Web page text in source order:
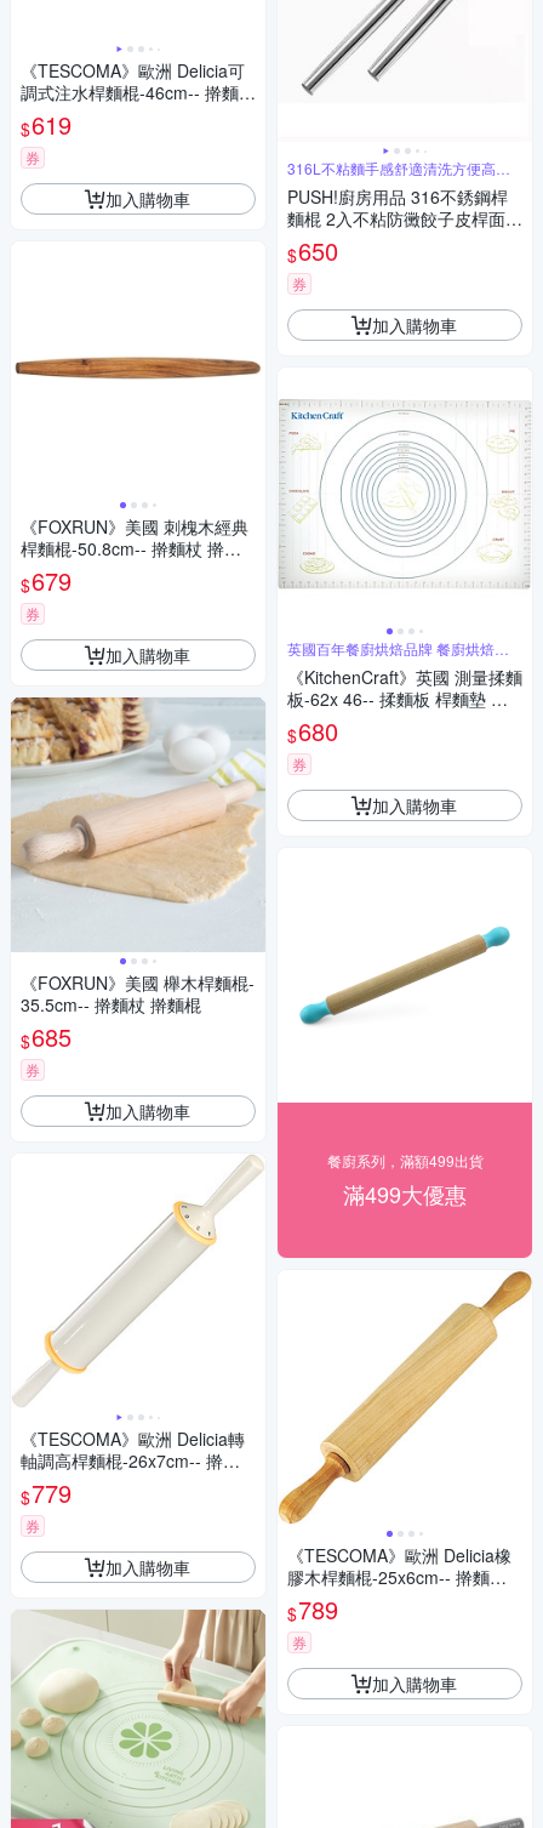
《TESCOMA》歐洲 Delicia可
調式注水桿麵棍-46cm-- 擀麵杖
擀麵棍
$619
券
加入購物車
《FOXRUN》美國 刺槐木經典
桿麵棍-50.8cm-- 擀麵杖 擀麵
棍
$679
券
加入購物車
《FOXRUN》美國 櫸木桿麵棍-
35.5cm-- 擀麵杖 擀麵棍
$685
券
加入購物車
《TESCOMA》歐洲 Delicia轉
軸調高桿麵棍-26x7cm-- 擀麵
杖 擀麵棍
$779
券
加入購物車
316L不粘麵手感舒適清洗方便高效
擀麵皮
PUSH!廚房用品 316不銹鋼桿
麵棍 2入不粘防黴餃子皮桿面杖
烘焙桿麵棒 D389-2
$650
券
加入購物車
英國百年餐廚烘焙品牌 餐廚烘焙用
具首選
《KitchenCraft》英國 測量揉麵
板-62x 46-- 揉麵板 桿麵墊 料
理墊 麵糰 揉麵板
$680
券
加入購物車
餐廚系列，滿額499出貨
滿499大優惠
《TESCOMA》歐洲 Delicia橡
膠木桿麵棍-25x6cm-- 擀麵杖
擀麵棍
$789
券
加入購物車